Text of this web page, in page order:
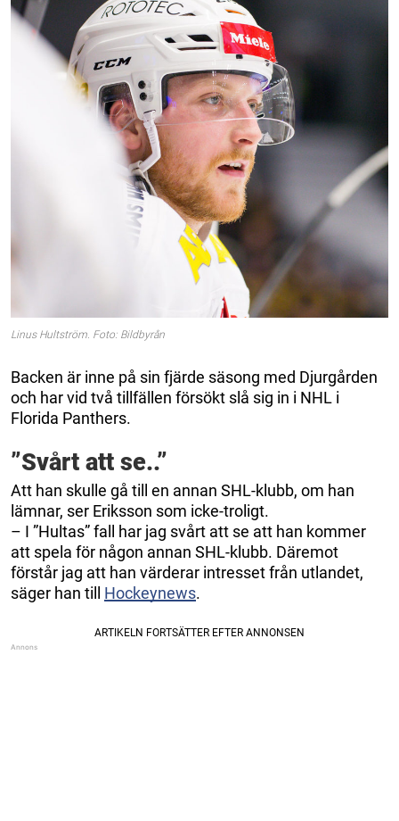
Linus Hultström. Foto: Bildbyrån
Backen är inne på sin fjärde säsong med Djurgården
och har vid två tillfällen försökt slå sig in i NHL i
Florida Panthers.
”Svårt att se..”
Att han skulle gå till en annan SHL-klubb, om han
lämnar, ser Eriksson som icke-troligt.
– I ”Hultas” fall har jag svårt att se att han kommer
att spela för någon annan SHL-klubb. Däremot
förstår jag att han värderar intresset från utlandet,
säger han till Hockeynews.